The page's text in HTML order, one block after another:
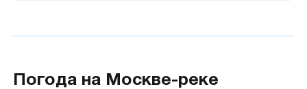
Погода на Москве-реке